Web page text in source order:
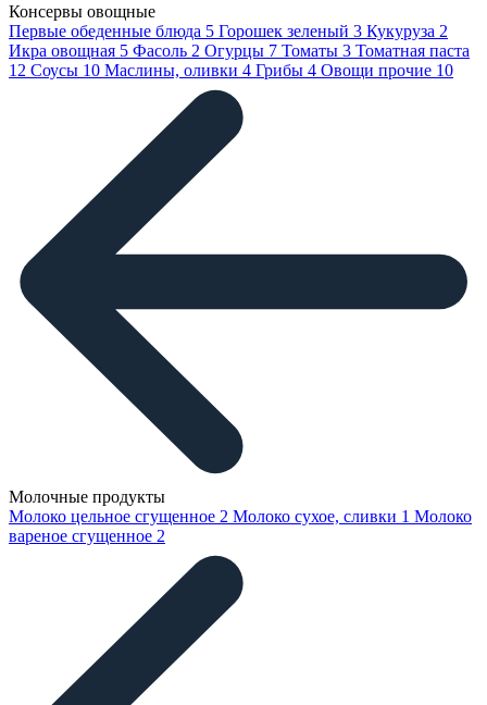
Консервы овощные
Первые обеденные блюда 5 Горошек зеленый 3 Кукуруза 2
Икра овощная 5 Фасоль 2 Огурцы 7 Томаты 3 Томатная паста
12 Соусы 10 Маслины, оливки 4 Грибы 4 Овощи прочие 10
Молочные продукты
Молоко цельное сгущенное 2 Молоко сухое, сливки 1 Молоко
вареное сгущенное 2